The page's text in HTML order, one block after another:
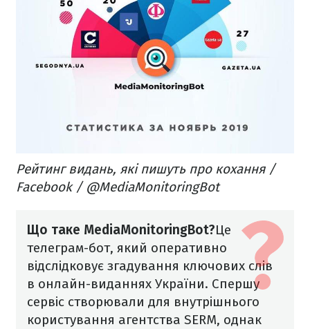
Рейтинг видань, які пишуть про кохання /
Facebook / @MediaMonitoringBot
Що таке MediaMonitoringBot?Це
телеграм-бот, який оперативно
відслідковує згадування ключових слів
в онлайн-виданнях України. Спершу
сервіс створювали для внутрішнього
користування агентства SERM, однак